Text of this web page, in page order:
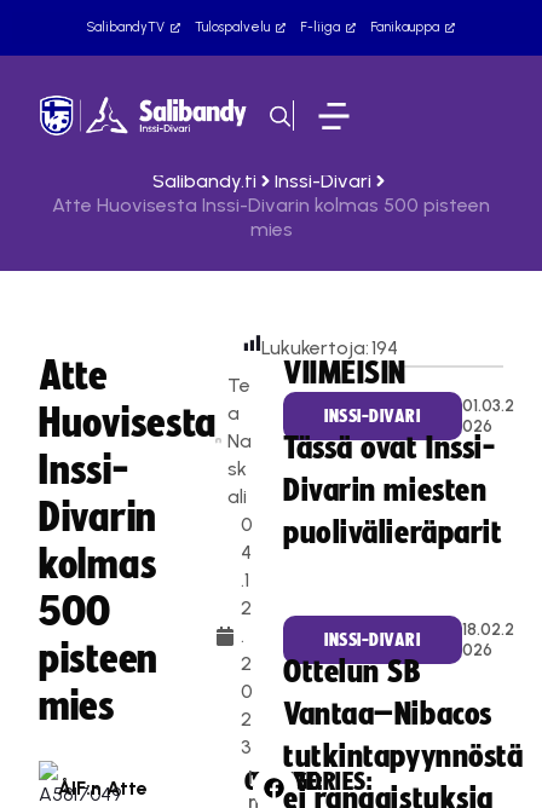
SalibandyTV Tulospalvelu F-liiga Fanikauppa
Salibandy.fi
Inssi-Divari
Atte Huovisesta Inssi-Divarin kolmas 500 pisteen
mies
Atte
Huovisesta
Inssi-
Divarin
kolmas
500
pisteen
mies
Te
a
Na
sk
ali
0
4
.1
2
.
2
0
2
3
Lukukertoja:194
ÅIF:n Atte
CATEGORIES:
I
n
SHARE:
VIIMEISIN
INSSI-DIVARI
01.03.2
026
Tässä ovat Inssi-
Divarin miesten
puolivälieräparit
INSSI-DIVARI
18.02.2
026
Ottelun SB
Vantaa–Nibacos
tutkintapyynnöstä
ei rangaistuksia